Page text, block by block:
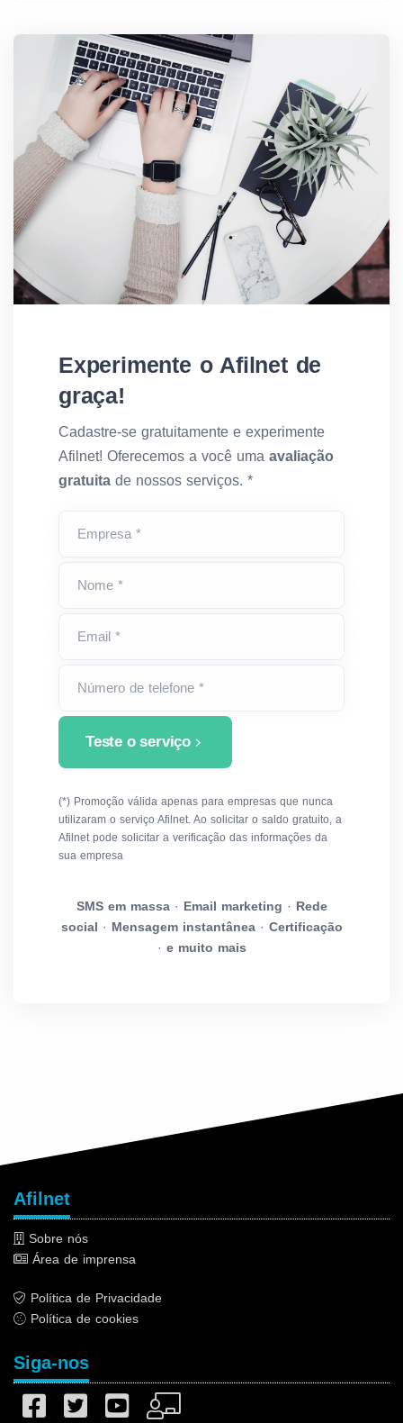
Experimente o Afilnet de
graça!
Cadastre-se gratuitamente e experimente
Afilnet! Oferecemos a você uma avaliação
gratuita de nossos serviços. *
Empresa *
Nome *
Email *
Número de telefone *
Teste o serviço
(*) Promoção válida apenas para empresas que nunca
utilizaram o serviço Afilnet. Ao solicitar o saldo gratuito, a
Afilnet pode solicitar a verificação das informações da
sua empresa
SMS em massa· Email marketing · Rede
social · Mensagem instantânea· Certificação
· e muito mais
Afilnet
Sobre nós
Área de imprensa
Política de Privacidade
Política de cookies
Siga-nos